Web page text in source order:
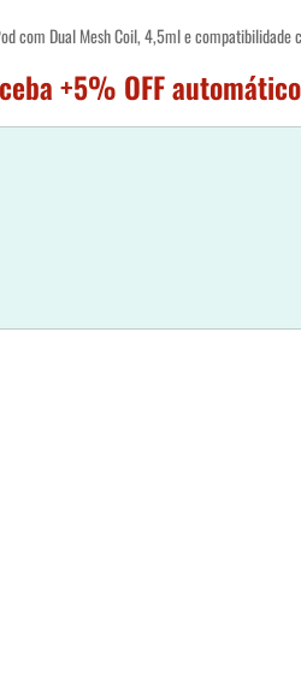
com Dual Mesh Coil, 4,5ml e
+5% OFF